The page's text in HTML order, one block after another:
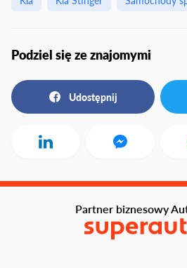
Podziel się ze znajomymi
Udostępnij
Partner biznesowy